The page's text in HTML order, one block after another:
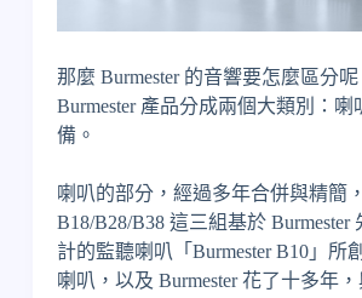
那麼 Burmester 的音響要怎麼區分
Burmester 產品分成兩個大類別：喇
備。
喇叭的部分，經過多年合併與精簡
B18/B28/B38 這三組基於 Burmester
計的監聽喇叭「Burmester B10」所
喇叭，以及 Burmester 花了十多年